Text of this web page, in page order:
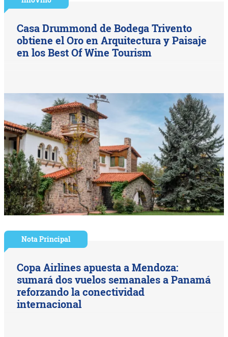
Casa Drummond de Bodega Trivento
obtiene el Oro en Arquitectura y Paisaje
en los Best Of Wine Tourism
Nota Principal
Copa Airlines apuesta a Mendoza:
sumará dos vuelos semanales a Panamá
reforzando la conectividad
internacional